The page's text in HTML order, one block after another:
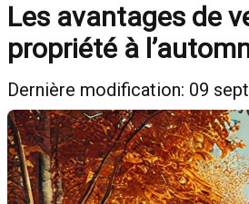
Les avantages de
propriété à
Dernière modification: 09